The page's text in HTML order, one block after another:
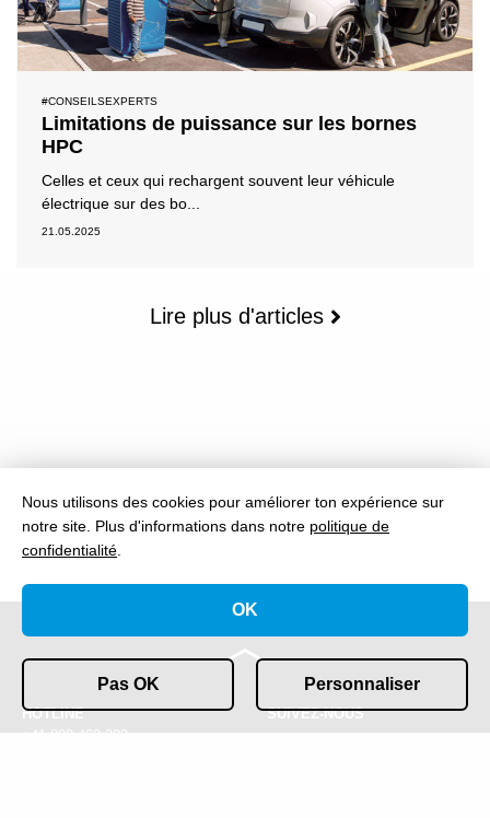
#CONSEILSEXPERTS
Limitations de puissance sur les bornes
HPC
Celles et ceux qui rechargent souvent leur véhicule
électrique sur des bo...
21.05.2025
Lire plus d'articles
HOTLINE
+41 800 463 222
SUIVEZ-NOUS
Nous utilisons des cookies pour améliorer ton expérience sur
notre site. Plus d'informations dans notre politique de
confidentialité
Pas OK Personnaliser
OK